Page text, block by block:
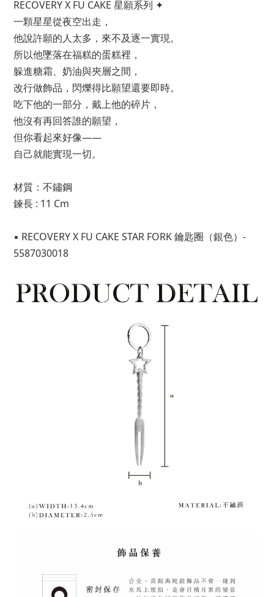
RECOVERY X FU CAKE 星願系列 ✦
一顆星星從夜空出走，
他說許願的人太多，來不及逐一實現。
所以他墜落在福糕的蛋糕裡，
躲進糖霜、奶油與夾層之間，
改行做飾品，閃爍得比願望還要即時。
吃下他的一部分，戴上他的碎片，
他沒有再回答誰的願望，
但你看起來好像——
自己就能實現一切。
材質：不鏽鋼
鍊長 : 11 Cm
▪ RECOVERY X FU CAKE STAR FORK 鑰匙圈（銀色）-
5587030018